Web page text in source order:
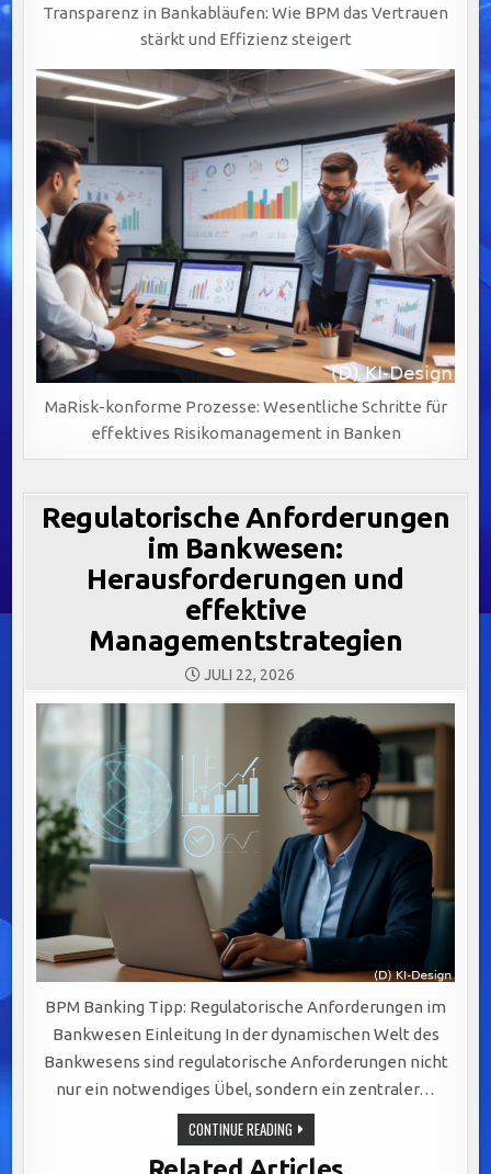
Transparenz in Bankabläufen: Wie BPM das Vertrauen
stärkt und Effizienz steigert
MaRisk-konforme Prozesse: Wesentliche Schritte für
effektives Risikomanagement in Banken
Regulatorische Anforderungen
im Bankwesen:
Herausforderungen und
effektive
Managementstrategien
JULI 22, 2026
BPM Banking Tipp: Regulatorische Anforderungen im
Bankwesen Einleitung In der dynamischen Welt des
Bankwesens sind regulatorische Anforderungen nicht
nur ein notwendiges Übel, sondern ein zentraler…
CONTINUE READINGREGULATORISCHE
ANFORDERUNGEN
IM